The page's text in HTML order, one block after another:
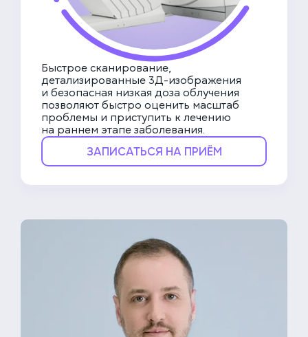
Быстрое сканирование,
детализированные 3Д-изображения
и безопасная низкая доза облучения
позволяют быстро оценить масштаб
проблемы и приступить к лечению
на раннем этапе заболевания.
ЗАПИСАТЬСЯ НА ПРИЁМ